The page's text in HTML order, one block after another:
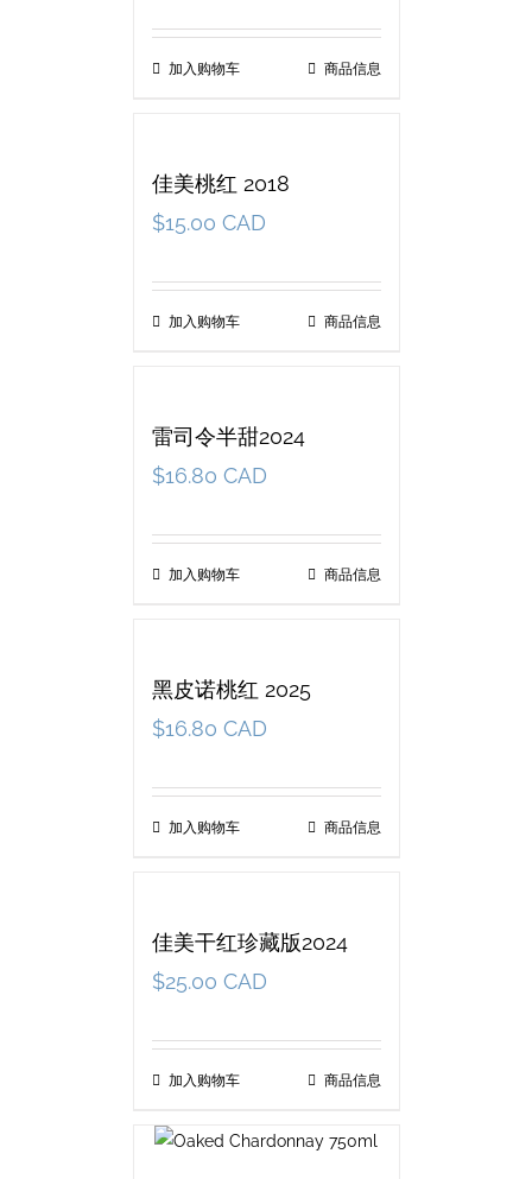
加入购物车 商品信息
佳美桃红 2018
$15.00 CAD
加入购物车 商品信息
雷司令半甜2024
$16.80 CAD
加入购物车 商品信息
黑皮诺桃红 2025
$16.80 CAD
加入购物车 商品信息
佳美干红珍藏版2024
$25.00 CAD
加入购物车 商品信息